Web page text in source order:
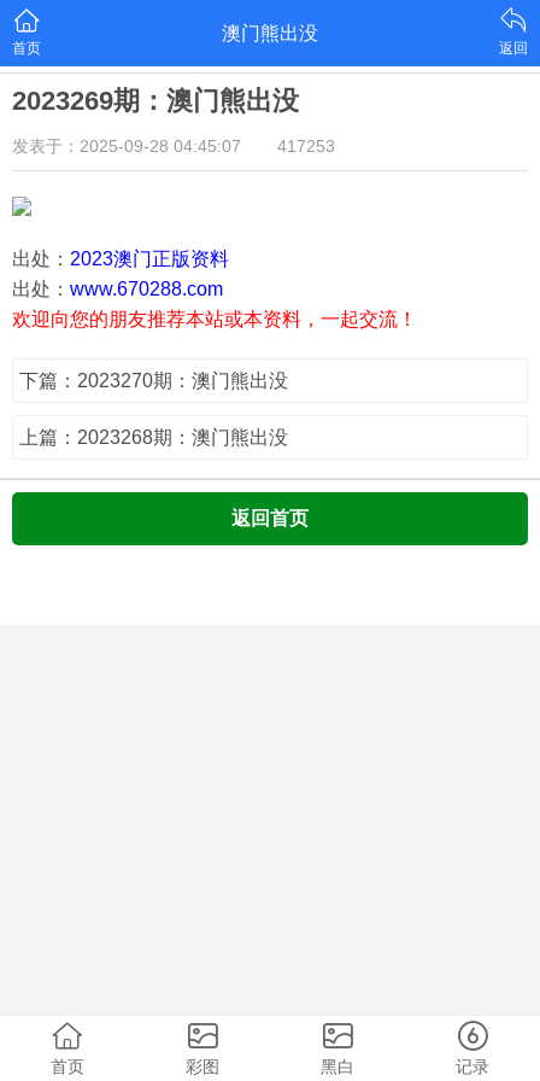
首页
澳门熊出没
返回
2023269期：澳门熊出没
发表于：2025-09-28 04:45:07 417253
出处： 2023澳门正版资料
出处： www.670288.com
欢迎向您的朋友推荐本站或本资料，一起交流！
下篇：2023270期：澳门熊出没
上篇：2023268期：澳门熊出没
返回首页
首页 彩图 黑白 记录